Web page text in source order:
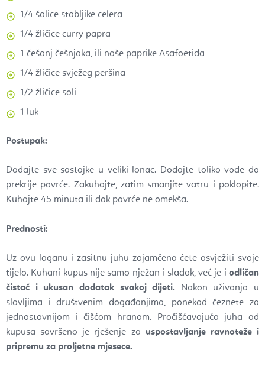
1/4 šalice stabljike celera
1/4 žličice curry papra
1 češanj češnjaka, ili naše paprike Asafoetida
1/4 žličice svježeg peršina
1/2 žličice soli
1 luk
Postupak:
Dodajte sve sastojke u veliki lonac. Dodajte toliko vode da
prekrije povrće. Zakuhajte, zatim smanjite vatru i poklopite.
Kuhajte 45 minuta ili dok povrće ne omekša.
Prednosti:
Uz ovu laganu i zasitnu juhu zajamčeno ćete osvježiti svoje
tijelo. Kuhani kupus nije samo nježan i sladak, već je i odličan
čistač i ukusan dodatak svakoj dijeti. Nakon uživanja u
slavljima i društvenim događanjima, ponekad čeznete za
jednostavnijom i čišćom hranom. Pročišćavajuća juha od
kupusa savršeno je rješenje za uspostavljanje ravnoteže i
pripremu za proljetne mjesece.